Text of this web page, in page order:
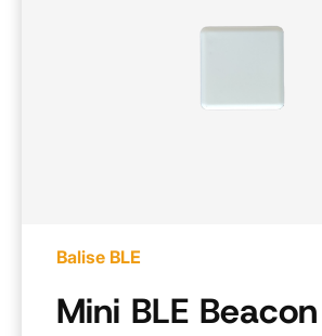
Balise BLE
Mini BLE Beacon